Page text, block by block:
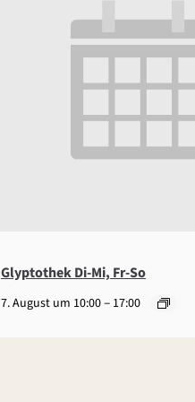
Glyptothek Di-Mi, Fr-So
7. August um 10:00– 17:00